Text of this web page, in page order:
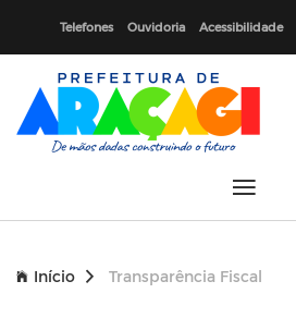
Telefones Ouvidoria Acessibilidade
Início Transparência Fiscal